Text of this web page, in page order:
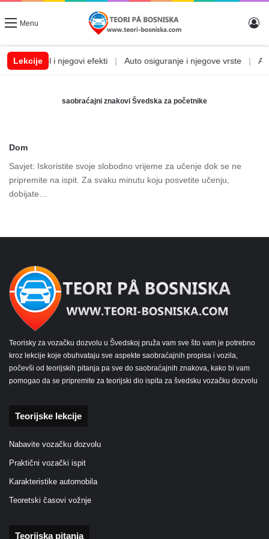
Menu
Lekcije
Alkohol i njegovi efekti Auto osiguranje i njegove vrste
saobraćajni znakovi Švedska za početnike
Dom
Savjet: Iskoristite svoje slobodno vrijeme za učenje dok se ne
pripremite na ispit. Za svaku minutu koju posvetite učenju,
dobijate…
Teorisky za vozačku dozvolu u Švedskoj pruža vam sve što vam je potrebno
kroz lekcije koje obuhvataju sve aspekte saobraćajnih propisa i vozila,
počevši od teorijskih pitanja pa sve do saobraćajnih znakova, kako bi vam
pomogao da se pripremite za teorijski dio ispita za švedsku vozačku dozvolu
Teorijske lekcije
Nabavite vozačku dozvolu
Praktični vozački ispit
Karakteristike automobila
Teoretski časovi vožnje
Teorijska pitanja